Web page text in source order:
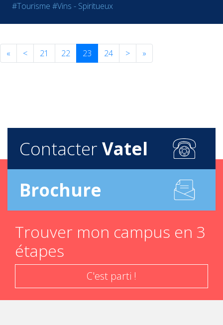
#Tourisme #Vins - Spiritueux
« < 21 22 23 24 > »
Contacter Vatel
Brochure
Trouver mon campus en 3
étapes
C'est parti !